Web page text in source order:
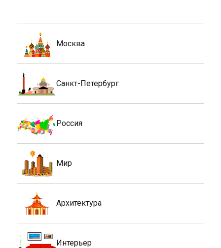
Москва
Санкт-Петербург
Россия
Мир
Архитектура
Интерьер